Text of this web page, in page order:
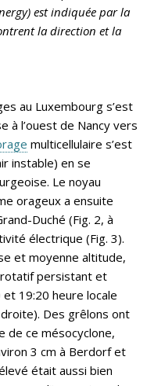
est indiquée par la
la direction et la
au Luxembourg s’est
à l’ouest de Nancy vers
multicellulaire s’est
instable) en se
Le noyau
orageux a ensuite
Duché (Fig. 2, à
électrique (Fig. 3).
et moyenne altitude,
rotatif persistant et
19:20 heure locale
Des grêlons ont
de ce mésocyclone,
3 cm à Berdorf et
était aussi bien